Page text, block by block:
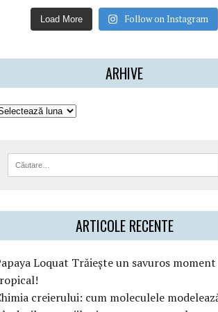
Load More Follow on Instagram
ARHIVE
ARTICOLE RECENTE
Loquat Trăiește un savuros moment
creierului: cum moleculele